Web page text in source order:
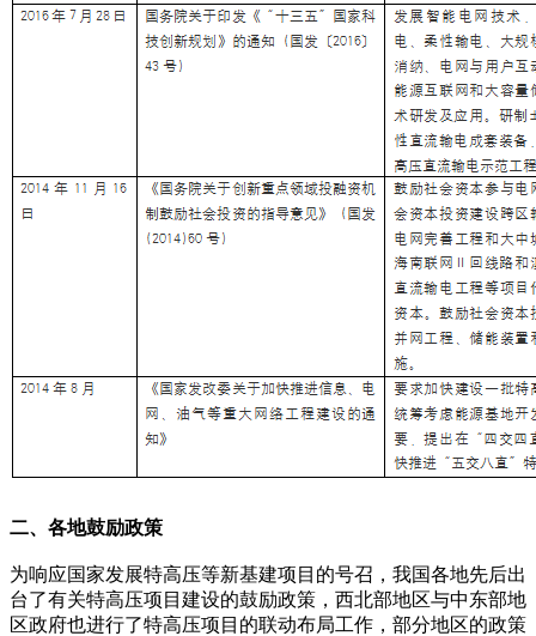
二、各地鼓励政策
为响应国家发展特高压等新基建项目的号召，我国各地先后出
台了有关特高压项目建设的鼓励政策，西北部地区与中东部地
区政府也进行了特高压项目的联动布局工作，部分地区的政策